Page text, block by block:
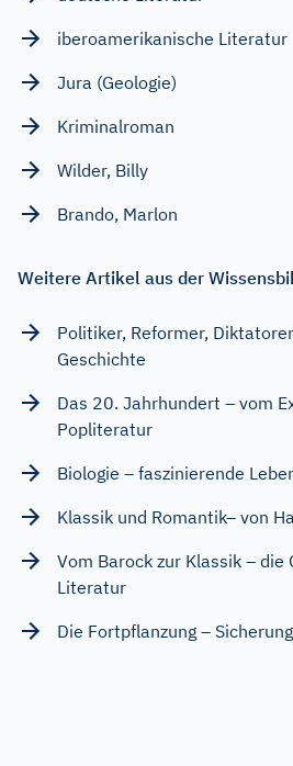
iberoamerikanische Literatur
Jura (Geologie)
Kriminalroman
Wilder, Billy
Brando, Marlon
Weitere Artikel aus der
Politiker, Reformer,
Geschichte
Das 20. Jahrhundert – vom
Popliteratur
Biologie – faszinierende
Klassik und Romantik– von
Vom Barock zur Klassik –
Literatur
Die Fortpflanzung –